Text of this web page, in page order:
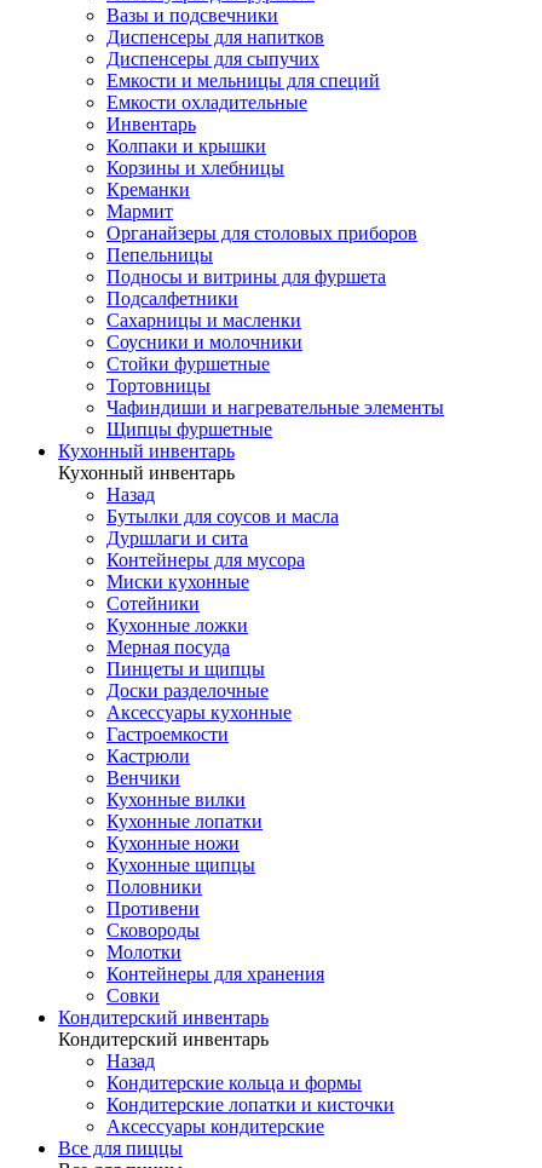
Вазы и подсвечники
Диспенсеры для напитков
Диспенсеры для сыпучих
Емкости и мельницы для специй
Емкости охладительные
Инвентарь
Колпаки и крышки
Корзины и хлебницы
Креманки
Мармит
Органайзеры для столовых приборов
Пепельницы
Подносы и витрины для фуршета
Подсалфетники
Сахарницы и масленки
Соусники и молочники
Стойки фуршетные
Тортовницы
Чафиндиши и нагревательные элементы
Щипцы фуршетные
Кухонный инвентарь
Кухонный инвентарь
Назад
Бутылки для соусов и масла
Дуршлаги и сита
Контейнеры для мусора
Миски кухонные
Сотейники
Кухонные ложки
Мерная посуда
Пинцеты и щипцы
Доски разделочные
Аксессуары кухонные
Гастроемкости
Кастрюли
Венчики
Кухонные вилки
Кухонные лопатки
Кухонные ножи
Кухонные щипцы
Половники
Противени
Сковороды
Молотки
Контейнеры для хранения
Совки
Кондитерский инвентарь
Кондитерский инвентарь
Назад
Кондитерские кольца и формы
Кондитерские лопатки и кисточки
Аксессуары кондитерские
Все для пиццы